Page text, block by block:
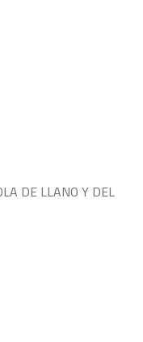
DE LLANO Y DEL